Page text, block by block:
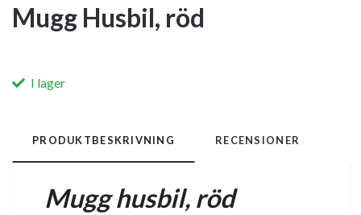
Mugg Husbil, röd
I lager
PRODUKTBESKRIVNING RECENSIONER
Mugg husbil, röd